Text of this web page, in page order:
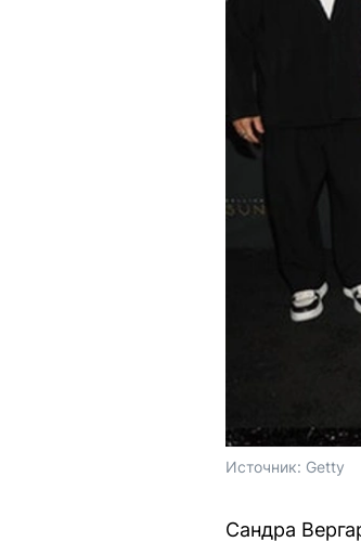
Источник: Getty
Сандра